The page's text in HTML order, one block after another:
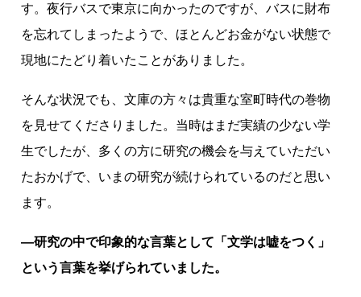
す。夜行バスで東京に向かったのですが、バスに財布
を忘れてしまったようで、ほとんどお金がない状態で
現地にたどり着いたことがありました。
そんな状況でも、文庫の方々は貴重な室町時代の巻物
を見せてくださりました。当時はまだ実績の少ない学
生でしたが、多くの方に研究の機会を与えていただい
たおかげで、いまの研究が続けられているのだと思い
ます。
―研究の中で印象的な言葉として「文学は嘘をつく」
という言葉を挙げられていました。